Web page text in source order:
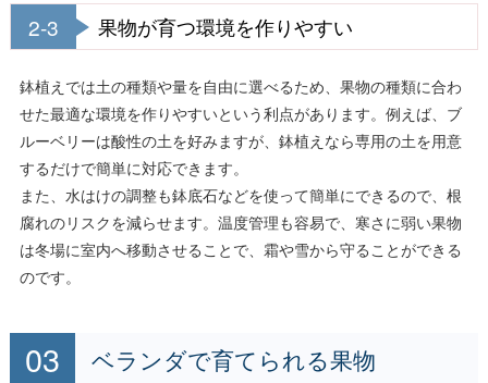
2-3 果物が育つ環境を作りやすい
鉢植えでは土の種類や量を自由に選べるため、果物の種類に合わ
せた最適な環境を作りやすいという利点があります。例えば、ブ
ルーベリーは酸性の土を好みますが、鉢植えなら専用の土を用意
するだけで簡単に対応できます。
また、水はけの調整も鉢底石などを使って簡単にできるので、根
腐れのリスクを減らせます。温度管理も容易で、寒さに弱い果物
は冬場に室内へ移動させることで、霜や雪から守ることができる
のです。
ベランダで育てられる果物